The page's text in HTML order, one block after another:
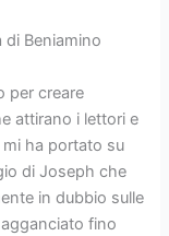
di Beniamino
per creare
attirano i lettori e
ha portato su
di Joseph che
in dubbio sulle
fino